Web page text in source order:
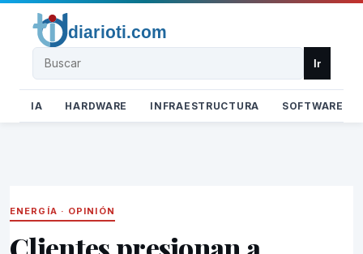
Buscar Ir
IA HARDWARE INFRAESTRUCTURA SOFTWARE
ENERGÍA · OPINIÓN